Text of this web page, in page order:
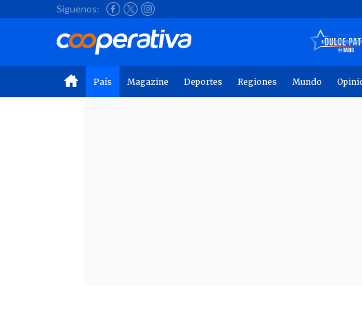
Síguenos:
País Magazine Deportes Regiones Mundo